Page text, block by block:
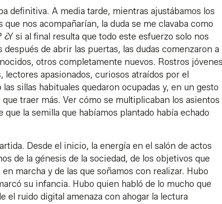
definitiva. A media tarde, mientras ajustábamos los
nos acompañarían, la duda se me clavaba como
si al final resulta que todo este esfuerzo solo nos
de abrir las puertas, las dudas comenzaron a
otros completamente nuevos. Rostros jóvenes
apasionados, curiosos atraídos por el
sillas habituales quedaron ocupadas y, en un gesto
traer más. Ver cómo se multiplicaban los asientos
la semilla que habíamos plantado había echado
Desde el inicio, la energía en el salón de actos
de la génesis de la sociedad, de los objetivos que
marcha y de las que soñamos con realizar. Hubo
su infancia. Hubo quien habló de lo mucho que
el ruido digital amenaza con ahogar la lectura